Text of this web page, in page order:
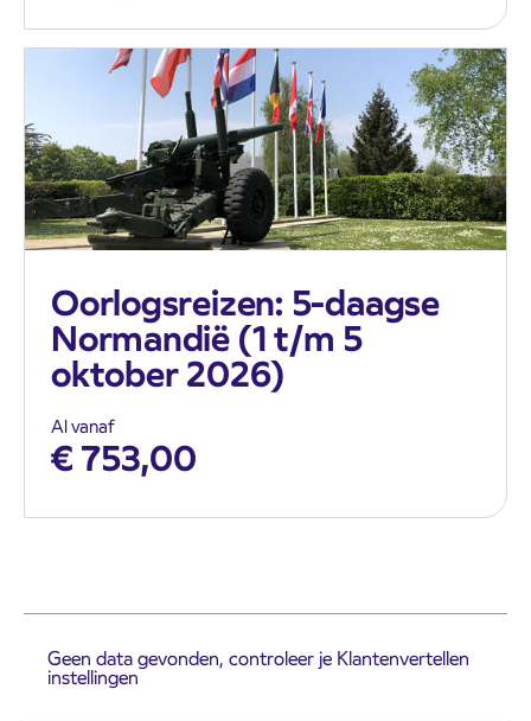
Oorlogsreizen: 5-daagse
Normandië (1 t/m 5
oktober 2026)
Al vanaf
€ 753,00
Geen data gevonden, controleer je Klantenvertellen
instellingen